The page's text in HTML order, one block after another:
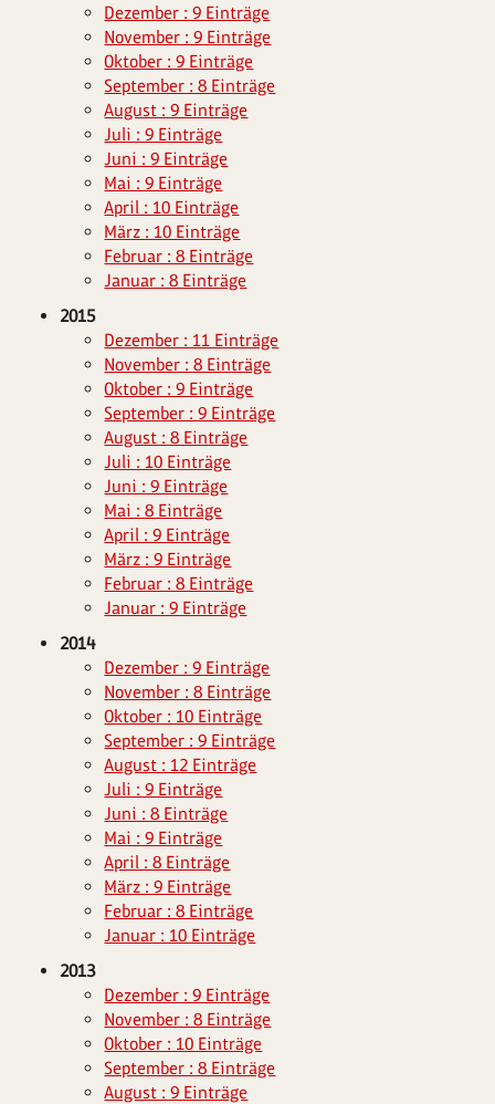
Dezember : 9 Einträge
November : 9 Einträge
Oktober : 9 Einträge
September : 8 Einträge
August : 9 Einträge
Juli : 9 Einträge
Juni : 9 Einträge
Mai : 9 Einträge
April : 10 Einträge
März : 10 Einträge
Februar : 8 Einträge
Januar : 8 Einträge
2015
Dezember : 11 Einträge
November : 8 Einträge
Oktober : 9 Einträge
September : 9 Einträge
August : 8 Einträge
Juli : 10 Einträge
Juni : 9 Einträge
Mai : 8 Einträge
April : 9 Einträge
März : 9 Einträge
Februar : 8 Einträge
Januar : 9 Einträge
2014
Dezember : 9 Einträge
November : 8 Einträge
Oktober : 10 Einträge
September : 9 Einträge
August : 12 Einträge
Juli : 9 Einträge
Juni : 8 Einträge
Mai : 9 Einträge
April : 8 Einträge
März : 9 Einträge
Februar : 8 Einträge
Januar : 10 Einträge
2013
Dezember : 9 Einträge
November : 8 Einträge
Oktober : 10 Einträge
September : 8 Einträge
August : 9 Einträge